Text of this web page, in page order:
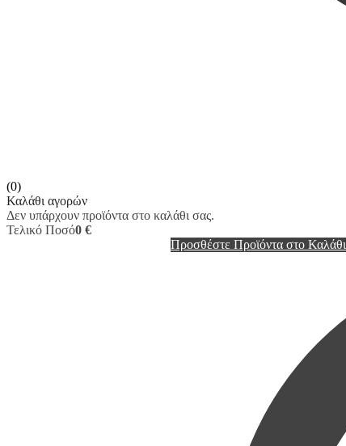
(0)
Καλάθι αγορών
Δεν υπάρχουν προϊόντα στο καλάθι σας.
Τελικό Ποσό0 €
Προσθέστε Προϊόντα στο Καλάθι